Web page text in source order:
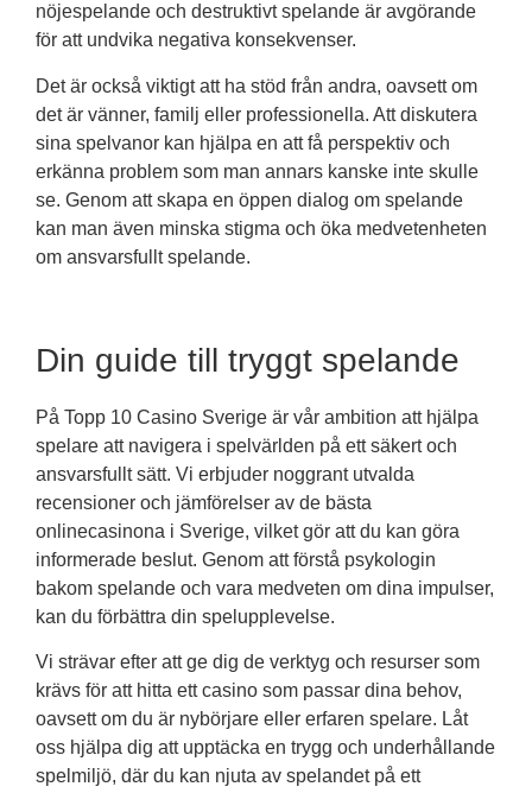
nöjespelande och destruktivt spelande är avgörande
för att undvika negativa konsekvenser.
Det är också viktigt att ha stöd från andra, oavsett om
det är vänner, familj eller professionella. Att diskutera
sina spelvanor kan hjälpa en att få perspektiv och
erkänna problem som man annars kanske inte skulle
se. Genom att skapa en öppen dialog om spelande
kan man även minska stigma och öka medvetenheten
om ansvarsfullt spelande.
Din guide till tryggt spelande
På Topp 10 Casino Sverige är vår ambition att hjälpa
spelare att navigera i spelvärlden på ett säkert och
ansvarsfullt sätt. Vi erbjuder noggrant utvalda
recensioner och jämförelser av de bästa
onlinecasinona i Sverige, vilket gör att du kan göra
informerade beslut. Genom att förstå psykologin
bakom spelande och vara medveten om dina impulser,
kan du förbättra din spelupplevelse.
Vi strävar efter att ge dig de verktyg och resurser som
krävs för att hitta ett casino som passar dina behov,
oavsett om du är nybörjare eller erfaren spelare. Låt
oss hjälpa dig att upptäcka en trygg och underhållande
spelmiljö, där du kan njuta av spelandet på ett